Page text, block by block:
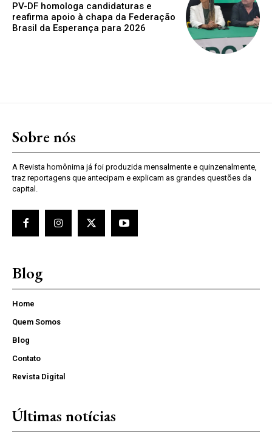
PV-DF homologa candidaturas e
reafirma apoio à chapa da Federação
Brasil da Esperança para 2026
Sobre nós
A Revista homônima já foi produzida mensalmente e quinzenalmente,
traz reportagens que antecipam e explicam as grandes questões da
capital.
Blog
Home
Quem Somos
Blog
Contato
Revista Digital
Últimas notícias